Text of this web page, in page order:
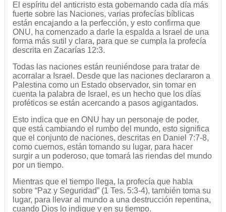
El espíritu del anticristo esta gobernando cada día más
fuerte sobre las Naciones, varias profecías bíblicas
están encajando a la perfección, y esto confirma que
ONU, ha comenzado a darle la espalda a Israel de una
forma más sutil y clara, para que se cumpla la profecía
descrita en Zacarías 12:3.
Todas las naciones están reuniéndose para tratar de
acorralar a Israel. Desde que las naciones declararon a
Palestina como un Estado observador, sin tomar en
cuenta la palabra de Israel, es un hecho que los días
proféticos se están acercando a pasos agigantados.
Esto indica que en ONU hay un personaje de poder,
que está cambiando el rumbo del mundo, esto significa
que el conjunto de naciones, descritas en Daniel 7:7-8,
como cuernos, están tomando su lugar, para hacer
surgir a un poderoso, que tomará las riendas del mundo
por un tiempo.
Mientras que el tiempo llega, la profecía que habla
sobre “Paz y Seguridad” (1 Tes. 5:3-4), también toma su
lugar, para llevar al mundo a una destrucción repentina,
cuando Dios lo indique y en su tiempo.